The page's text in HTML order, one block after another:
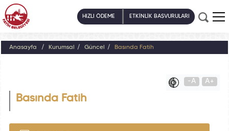
HIZLI ÖDEME ETKİNLİK BAŞVURULARI
Anasayfa Kurumsal Güncel Basında Fatih
-A A+
Basında Fatih